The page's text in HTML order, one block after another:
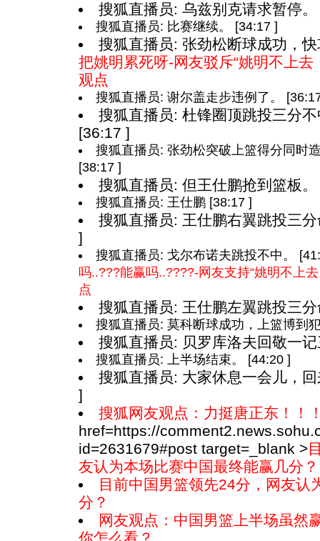
搜狐直播员: 乌兹别克请求暂停
搜狐直播员: 比赛继续。 [34:17 ]
搜狐直播员: 张劲松断球成功，
把姚明累死呀-网友驳斥“姚明不上
观点
搜狐直播员: 谢尔盖走步违例了。
搜狐直播员: 杜锋圈顶跳投三分
[36:17 ]
搜狐直播员: 张劲松突破上篮得分同时
[38:17 ]
搜狐直播员: 但王仕鹏抢到篮板
搜狐直播员: 王仕鹏 [38:17 ]
搜狐直播员: 王仕鹏右翼跳投三
]
搜狐直播员: 戈尔布诺夫跳投不中。
吗..???能赢吗..????-网友支持“姚明不上
点
搜狐直播员: 王仕鹏左翼跳投三
搜狐直播员: 莫科断球成功，上篮博到
搜狐直播员: 贝罗库洛夫回敬一
搜狐直播员: 上半场结束。 [44:20 ]
搜狐直播员: 大家休息一会儿，
]
搜狐网友观点：力挺唐正东！！
href=https://
id=2631679#post target=_blank >
友认为本场比赛中国最终能赢几分？
目前中国男篮领先24分，网友认
分？
网友观点：中国男篮上半场虽然